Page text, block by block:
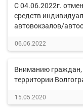
С 04.06.2022г.
средств
автовокзалов/
06.06.2022
Вниманию
территории
15.05.2020